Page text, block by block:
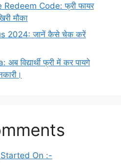
Code: फ्री फायर
मौका
2024: जानें कैसे चेक करें
विद्यार्थी फ्री में कर पायगे
On :-